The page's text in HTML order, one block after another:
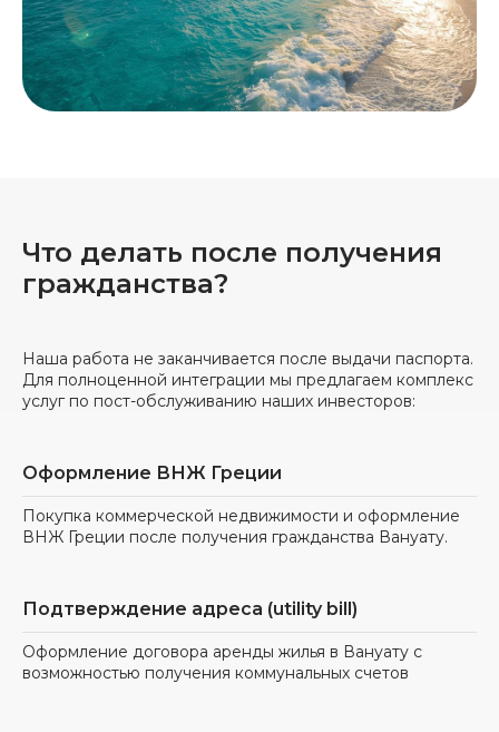
Что делать после получения
гражданства?
Наша работа не заканчивается после выдачи паспорта.
Для полноценной интеграции мы предлагаем комплекс
услуг по пост-обслуживанию наших инвесторов:
Оформление ВНЖ Греции
Покупка коммерческой недвижимости и оформление
ВНЖ Греции после получения гражданства Вануату.
Подтверждение адреса (utility bill)
Оформление договора аренды жилья в Вануату с
возможностью получения коммунальных счетов